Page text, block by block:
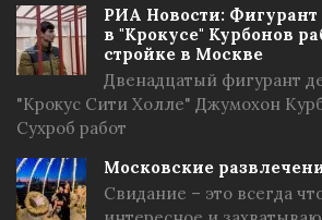
РИА Новости: Фигурант
в "Крокусе" Курбонов
стройке в Москве
Двенадцатый фигурант
"Крокус Сити Холле" Джумохон
Сухроб работ
Московские
Свидание – это всегда